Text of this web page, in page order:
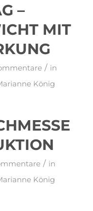
–
MIT
/ in
König
/ in
König